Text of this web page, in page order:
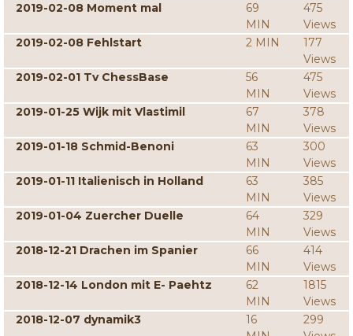
2019-02-08 Moment mal
69
MIN
475
Views
2019-02-08 Fehlstart
2 MIN
177
Views
2019-02-01 Tv ChessBase
56
MIN
475
Views
2019-01-25 Wijk mit Vlastimil
67
MIN
378
Views
2019-01-18 Schmid-Benoni
63
MIN
300
Views
2019-01-11 Italienisch in Holland
63
MIN
385
Views
2019-01-04 Zuercher Duelle
64
MIN
329
Views
2018-12-21 Drachen im Spanier
66
MIN
414
Views
2018-12-14 London mit E- Paehtz
62
MIN
1815
Views
2018-12-07 dynamik3
16
299